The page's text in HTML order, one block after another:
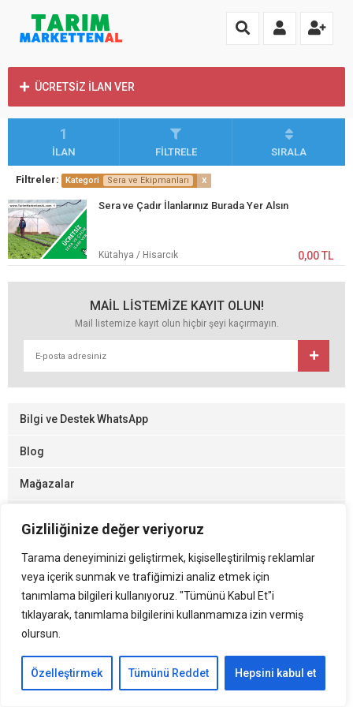
Gizliliğinize değer veriyoruz
Tarama deneyiminizi geliştirmek, kişiselleştirilmiş reklamlar
veya içerik sunmak ve trafiğimizi analiz etmek için
tanımlama bilgileri kullanıyoruz. "Tümünü Kabul Et"i
tıklayarak, tanımlama bilgilerini kullanmamıza izin vermiş
olursun.
Özelleştirmek Tümünü Reddet Hepsini kabul et
ÜCRETSİZ İLAN VER
1
İLAN FİLTRELE SIRALA
Filtreler: Kategori Sera ve Ekipmanları x
Sera ve Çadır İlanlarınız Burada Yer Alsın
Kütahya / Hisarcık 0,00 TL
MAİL LİSTEMİZE KAYIT OLUN!
Mail listemize kayıt olun hiçbir şeyi kaçırmayın.
Bilgi ve Destek WhatsApp
Blog
Mağazalar
Sistemimizde yer alan kullanıcıların oluşturduğu tüm içerik, görüş ve
bilgilerin doğruluğu, eksiksiz ve değişmez olduğu, yayınlanması ile
ilgili yasal yükümlülükler içeriği oluşturan kullanıcıya aittir. Bu içeriğin,
görüş ve bilgilerin yanlışlık, eksiklik veya yasalarla düzenlenmiş
kurallara aykırılığından sitemiz hiçbir şekilde sorumlu değildir.